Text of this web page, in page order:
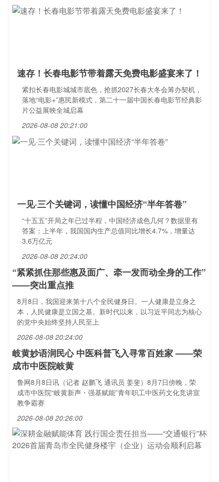
速存！长春电影节带着露天免费电影盛宴来了！
紧扣长春电影城城市底色，抢抓2027长春大冬会筹办契机，
落地“电影+”惠民新模式，第二十一届中国长春电影节经典影
片公益展映全城启幕
2026-08-08 20:21:00
一见·三个关键词，读懂中国经济“半年答卷”
“十五五”开局之年已过半程，中国经济成色几何？数据里有
答案：上半年，我国国内生产总值同比增长4.7%，增量达
3.6万亿元
2026-08-08 20:24:00
“紧紧抓住那些惠及面广、牵一发而动全身的工作”
——突出重点推
8月8日，我国迎来第十八个全民健身日。一人健康是立身之
本，人民健康是立国之基。新时代以来，以习近平同志为核心
的党中央始终坚持人民至上
2026-08-08 20:24:00
岐黄妙语润民心 中医科普飞入寻常百姓家 ——荣
成市中医院岐黄
鲁网8月8日讯（记者 赵鹏飞 通讯员 姜斐）8月7日傍晚，荣
成市中医院“岐黄新声・强基赋能”青年职工中医药文化竞讲宣
教争霸赛
2026-08-08 20:26:00